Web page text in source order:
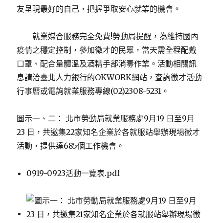
友呈現最好的自己，把握爭取安心就業的機會。
就業媒合服務完全免費!勞動局提醒，為維持國內
疫情之穩定控制，參加徵才的民眾，當天需全程配戴
口罩、配合量體溫及酒精手部消毒作業。活動相關訊
息請洽臺北人力銀行的OKWORK網站，查詢徵才活動
行事曆或電詢就業服務專線(02)2308-5231。
圖示一、二： 北市勞動局就業服務處9月19 日至9月
23 日，共邀集22家知名企業於各就服站舉辦現場徵才
活動，提供達685個工作機會。
0919-0923活動一覽表.pdf